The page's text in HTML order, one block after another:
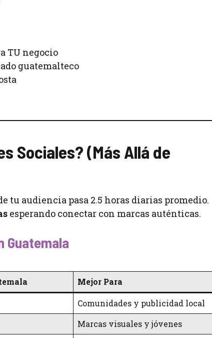
TU negocio
guatemalteco
Sociales? (Más Allá de
tu audiencia pasa 2.5 horas diarias promedio.
esperando conectar con marcas auténticas.
Guatemala
Mejor Para
Comunidades y publicidad local
Marcas visuales y jóvenes